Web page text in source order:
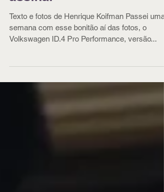
dos SUVs que você pode
comprar – ou melhor,
assinar
Texto e fotos de Henrique Koifman Passei uma